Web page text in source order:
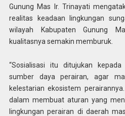
Gunung Mas Ir. Trinayati
realitas keadaan lingkungan
wilayah Kabupaten Gunung
kualitasnya semakin memburuk.
“Sosialisasi itu ditujukan
sumber daya perairan, agar
kelestarian ekosistem
dalam membuat aturan yang
lingkungan perairan di daerah